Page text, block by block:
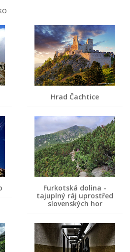
Hrad Čachtice
Furkotská dolina -
tajuplný ráj uprostřed
slovenských hor